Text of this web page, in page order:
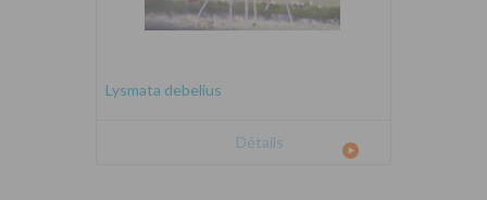
Lysmata debelius
Détails